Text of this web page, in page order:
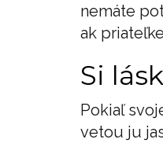
nemáte
ak
Si
Pokiaľ
vetou ju